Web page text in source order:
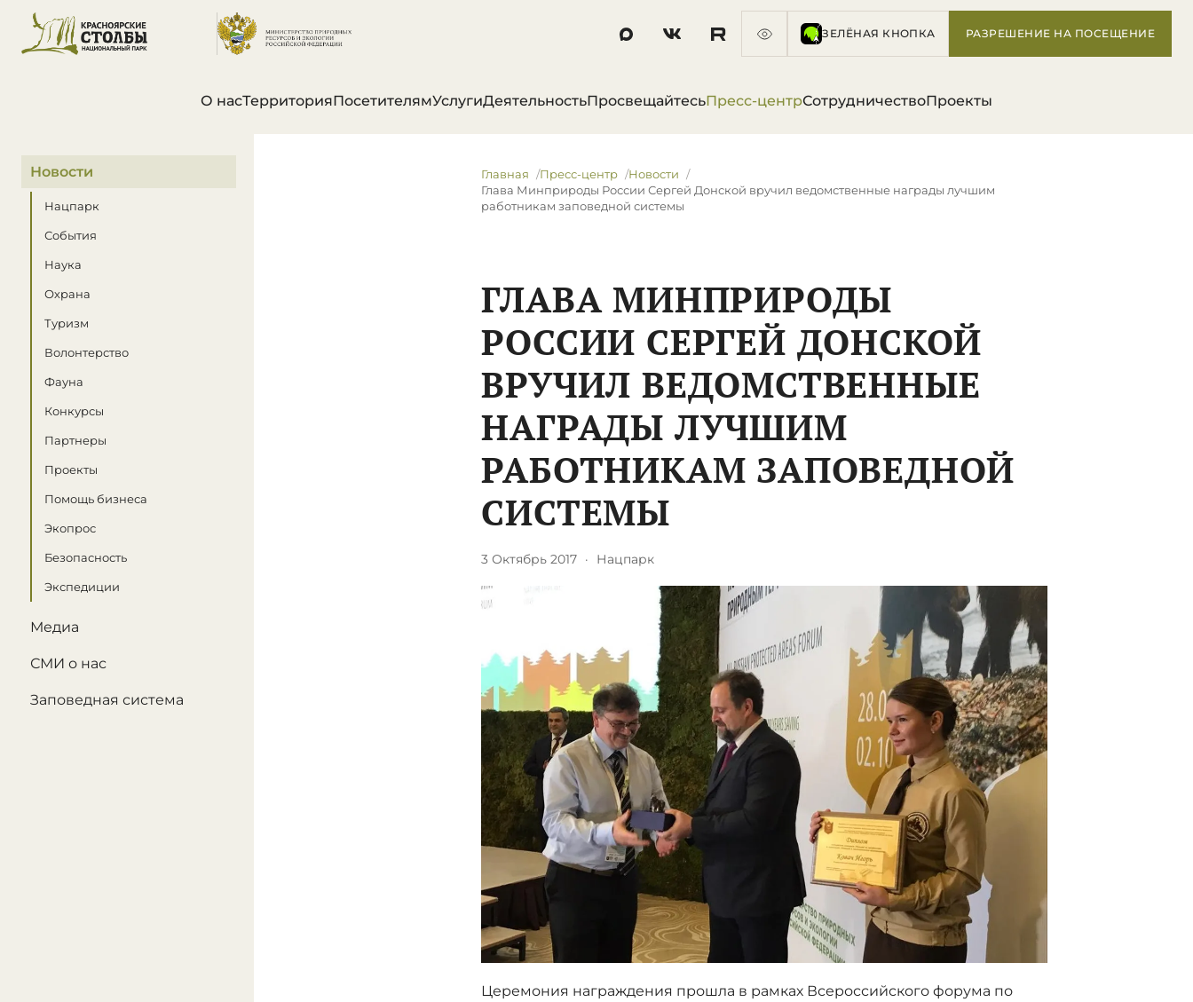
ЗЕЛЁНАЯ КНОПКА РАЗРЕШЕНИЕ НА ПОСЕЩЕНИЕ
О насТерриторияПосетителямУслугиДеятельностьПросвещайтесьПресс-центрСотрудничествоПроекты
В этом разделе
Новости
Нацпарк
События
Наука
Охрана
Туризм
Волонтерство
Фауна
Конкурсы
Партнеры
Проекты
Помощь бизнеса
Экопрос
Безопасность
Экспедиции
Медиа
СМИ о нас
Заповедная система
Главная Пресс-центр
Новости
Глава Минприроды России Сергей Донской вручил ведомственные награды лучшим
работникам заповедной системы
ГЛАВА МИНПРИРОДЫ
РОССИИ СЕРГЕЙ ДОНСКОЙ
ВРУЧИЛ ВЕДОМСТВЕННЫЕ
НАГРАДЫ ЛУЧШИМ
РАБОТНИКАМ ЗАПОВЕДНОЙ
СИСТЕМЫ
3 Октябрь 2017 · Нацпарк
Церемония награждения прошла в рамках Всероссийского форума по